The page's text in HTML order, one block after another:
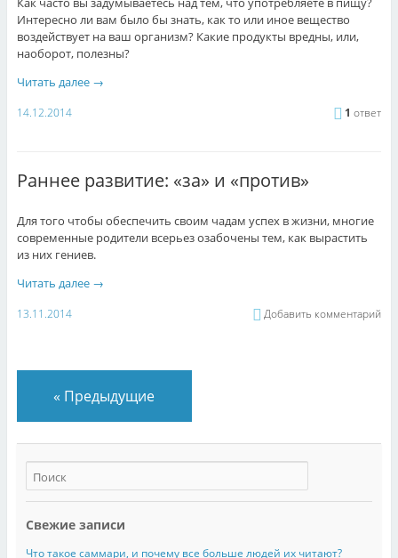
Интересно ли вам было бы знать, как то или иное вещество
воздействует на ваш организм? Какие продукты вредны, или,
наоборот, полезны?
Читать далее →
14.12.2014 1 ответ
Раннее развитие: «за» и «против»
Для того чтобы обеспечить своим чадам успех в жизни, многие
современные родители всерьез озабочены тем, как вырастить
из них гениев.
Читать далее →
13.11.2014 Добавить комментарий
« Предыдущие
Свежие записи
Что такое саммари, и почему все больше людей их читают?